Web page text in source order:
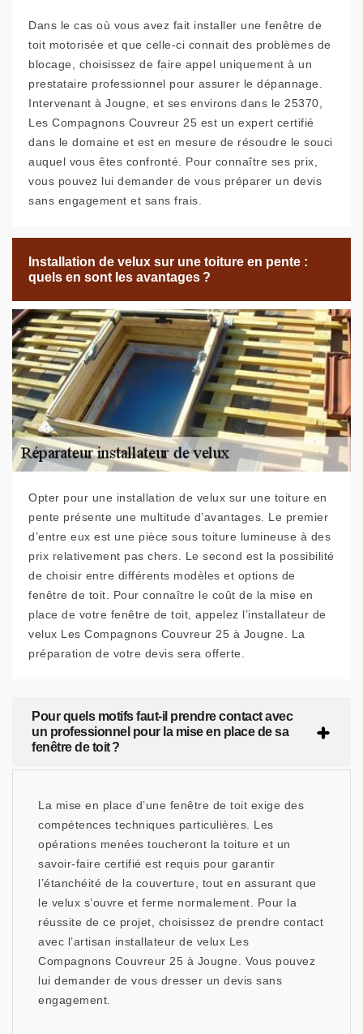
Dans le cas où vous avez fait installer une fenêtre de
toit motorisée et que celle-ci connait des problèmes de
blocage, choisissez de faire appel uniquement à un
prestataire professionnel pour assurer le dépannage.
Intervenant à Jougne, et ses environs dans le 25370,
Les Compagnons Couvreur 25 est un expert certifié
dans le domaine et est en mesure de résoudre le souci
auquel vous êtes confronté. Pour connaître ses prix,
vous pouvez lui demander de vous préparer un devis
sans engagement et sans frais.
Installation de velux sur une toiture en pente :
quels en sont les avantages ?
Opter pour une installation de velux sur une toiture en
pente présente une multitude d’avantages. Le premier
d’entre eux est une pièce sous toiture lumineuse à des
prix relativement pas chers. Le second est la possibilité
de choisir entre différents modèles et options de
fenêtre de toit. Pour connaître le coût de la mise en
place de votre fenêtre de toit, appelez l’installateur de
velux Les Compagnons Couvreur 25 à Jougne. La
préparation de votre devis sera offerte.
Pour quels motifs faut-il prendre contact avec
un professionnel pour la mise en place de sa
fenêtre de toit ?
La mise en place d’une fenêtre de toit exige des
compétences techniques particulières. Les
opérations menées toucheront la toiture et un
savoir-faire certifié est requis pour garantir
l’étanchéité de la couverture, tout en assurant que
le velux s’ouvre et ferme normalement. Pour la
réussite de ce projet, choisissez de prendre contact
avec l’artisan installateur de velux Les
Compagnons Couvreur 25 à Jougne. Vous pouvez
lui demander de vous dresser un devis sans
engagement.